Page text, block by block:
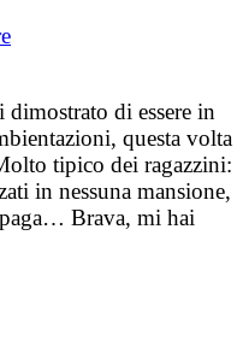
dimostrato di essere in
questa volta
tipico dei ragazzini:
in nessuna mansione,
Brava, mi hai